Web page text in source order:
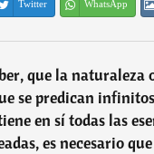
Twitter WhatsApp
que la naturaleza
se predican
en sí todas las
es necesario